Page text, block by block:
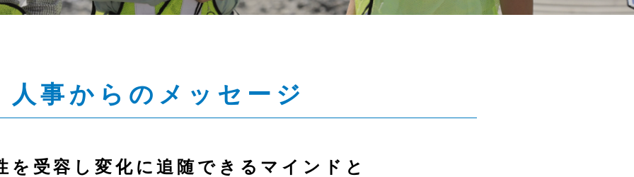
人事からのメッセージ
を受容し変化に追随できるマインドと